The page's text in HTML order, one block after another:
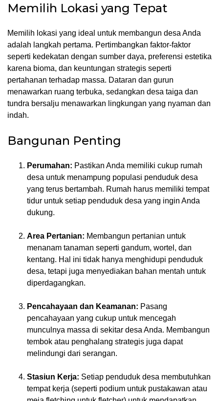
Memilih Lokasi yang Tepat
Memilih lokasi yang ideal untuk membangun desa Anda
adalah langkah pertama. Pertimbangkan faktor-faktor
seperti kedekatan dengan sumber daya, preferensi estetika
karena bioma, dan keuntungan strategis seperti
pertahanan terhadap massa. Dataran dan gurun
menawarkan ruang terbuka, sedangkan desa taiga dan
tundra bersalju menawarkan lingkungan yang nyaman dan
indah.
Bangunan Penting
Perumahan: Pastikan Anda memiliki cukup rumah
desa untuk menampung populasi penduduk desa
yang terus bertambah. Rumah harus memiliki tempat
tidur untuk setiap penduduk desa yang ingin Anda
dukung.
Area Pertanian: Membangun pertanian untuk
menanam tanaman seperti gandum, wortel, dan
kentang. Hal ini tidak hanya menghidupi penduduk
desa, tetapi juga menyediakan bahan mentah untuk
diperdagangkan.
Pencahayaan dan Keamanan: Pasang
pencahayaan yang cukup untuk mencegah
munculnya massa di sekitar desa Anda. Membangun
tembok atau penghalang strategis juga dapat
melindungi dari serangan.
Stasiun Kerja: Setiap penduduk desa membutuhkan
tempat kerja (seperti podium untuk pustakawan atau